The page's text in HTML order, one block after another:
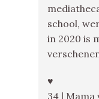
school,
in 2020 is
♥
34 |